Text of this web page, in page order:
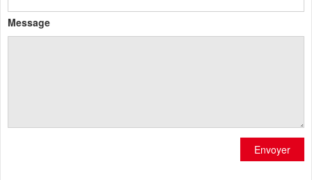
Message
Envoyer